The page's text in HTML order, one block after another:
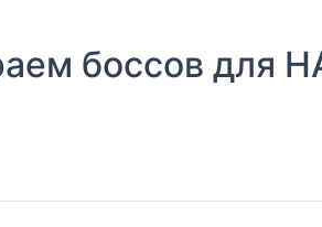
боссов для